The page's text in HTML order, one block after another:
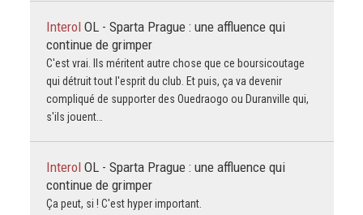
Interol OL - Sparta Prague : une affluence qui
continue de grimper
C'est vrai. Ils méritent autre chose que ce boursicoutage
qui détruit tout l'esprit du club. Et puis, ça va devenir
compliqué de supporter des Ouedraogo ou Duranville qui,
s'ils jouent…
Interol OL - Sparta Prague : une affluence qui
continue de grimper
Ça peut, si ! C'est hyper important.